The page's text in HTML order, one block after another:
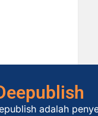
adalah